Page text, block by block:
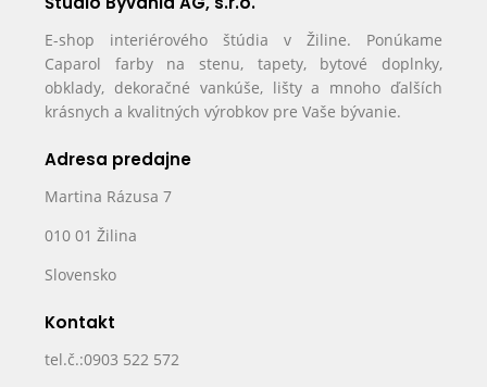
E-shop interiérového štúdia v Žiline. Ponúkame
Caparol farby na stenu, tapety, bytové doplnky,
obklady, dekoračné vankúše, lišty a mnoho ďalších
krásnych a kvalitných výrobkov pre Vaše bývanie.
Adresa predajne
Martina Rázusa 7
010 01 Žilina
Slovensko
Kontakt
tel.č.:0903 522 572